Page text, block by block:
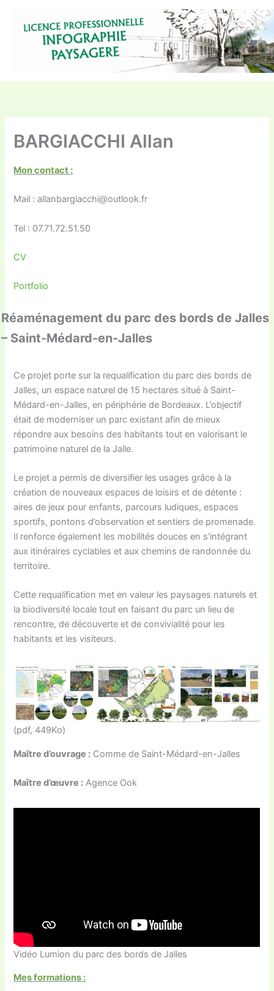
BARGIACCHI Allan
Mon contact :
Mail : allanbargiacchi@outlook.fr
Tel : 07.71.72.51.50
CV
Portfolio
Réaménagement du parc des bords de Jalles
– Saint-Médard-en-Jalles
Ce projet porte sur la requalification du parc des bords de
Jalles, un espace naturel de 15 hectares situé à Saint-
Médard-en-Jalles, en périphérie de Bordeaux. L’objectif
était de moderniser un parc existant afin de mieux
répondre aux besoins des habitants tout en valorisant le
patrimoine naturel de la Jalle.
Le projet a permis de diversifier les usages grâce à la
création de nouveaux espaces de loisirs et de détente :
aires de jeux pour enfants, parcours ludiques, espaces
sportifs, pontons d’observation et sentiers de promenade.
Il renforce également les mobilités douces en s’intégrant
aux itinéraires cyclables et aux chemins de randonnée du
territoire.
Cette requalification met en valeur les paysages naturels et
la biodiversité locale tout en faisant du parc un lieu de
rencontre, de découverte et de convivialité pour les
habitants et les visiteurs.
(pdf, 449Ko)
Maître d’ouvrage : Comme de Saint-Médard-en-Jalles
Maître d’œuvre : Agence Ook
Vidéo Lumion du parc des bords de Jalles
Mes formations :